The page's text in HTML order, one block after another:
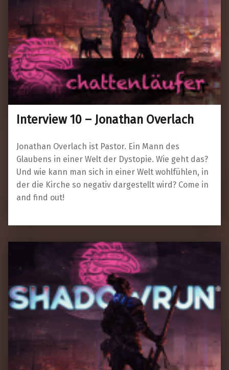
Interview 10 – Jonathan Overlach
Jonathan Overlach ist Pastor. Ein Mann des
Glaubens in einer Welt der Dystopie. Wie geht das?
Und wie kann man sich in einer Welt wohlfühlen, in
der die Kirche so negativ dargestellt wird? Come in
and find out!